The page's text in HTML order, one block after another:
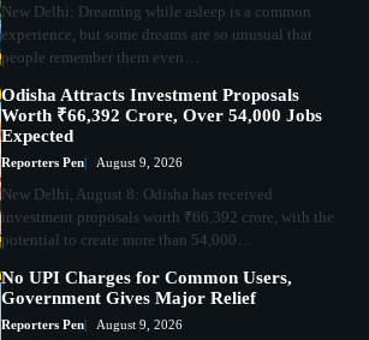
New Delhi: Dreaming while asleep is a common
experience, but some dreams are so unusual that
people remember them even…
Odisha Attracts Investment Proposals
Worth ₹66,392 Crore, Over 54,000 Jobs
Expected
Reporters Pen August 9, 2026
New Delhi, August 8: Odisha has received
investment proposals worth ₹66,392 crore, with the
potential to create more than 54,000…
No UPI Charges for Common Users,
Government Gives Major Relief
Reporters Pen August 9, 2026